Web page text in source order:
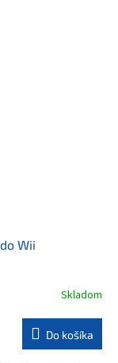
Wii
Skladom
Do košíka